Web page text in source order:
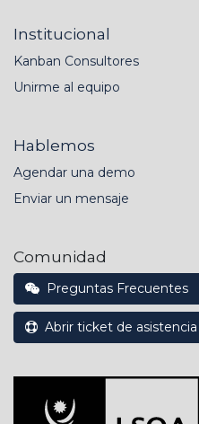
Institucional
Kanban Consultores
Unirme al equipo
Hablemos
Agendar una demo
Enviar un mensaje
Comunidad
Preguntas Frecuentes
Abrir ticket de asistencia